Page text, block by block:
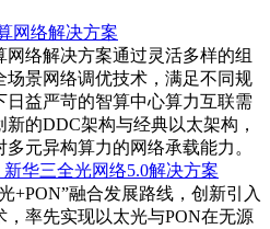
网络解决方案
网络解决方案通过灵活多样的组
场景网络调优技术，满足不同规
日益严苛的智算中心算力互联需
新的DDC架构与经典以太架构，
多元异构算力的网络承载能力。
新华三全光网络5.0解决方案
+PON”融合发展路线，创新引入
，率先实现以太光与PON在无源